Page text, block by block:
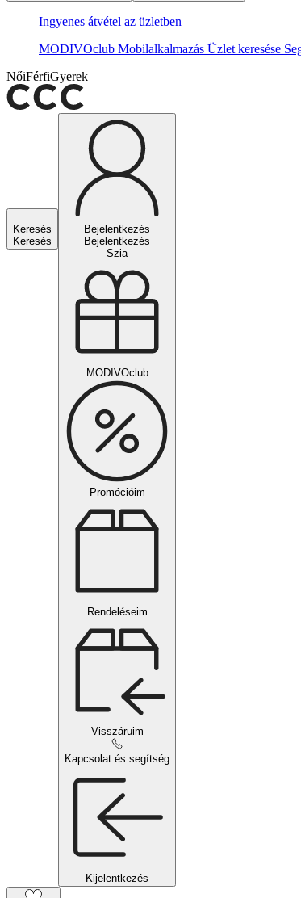
Ingyenes átvétel az üzletben
MODIVOclub Mobilalkalmazás Üzlet keresése
NőiFérfiGyerek
Keresés
Keresés
Bejelentkezés
Bejelentkezés
Szia
MODIVOclub
Promócióim
Rendeléseim
Visszáruim
Kapcsolat és segítség
Kijelentkezés